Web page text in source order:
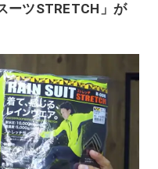
ーツSTRETCH」が